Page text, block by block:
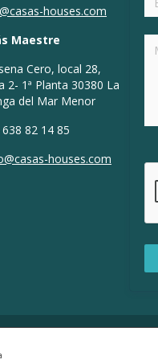
houses.com
Maestre
Cero, local 28,
2- 1ª Planta 30380 La
del Mar Menor
82 14 85
houses.com